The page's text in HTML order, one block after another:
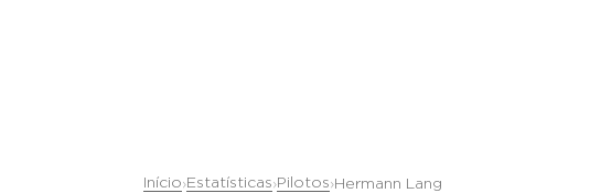
Início›Estatísticas›Pilotos›Hermann Lang